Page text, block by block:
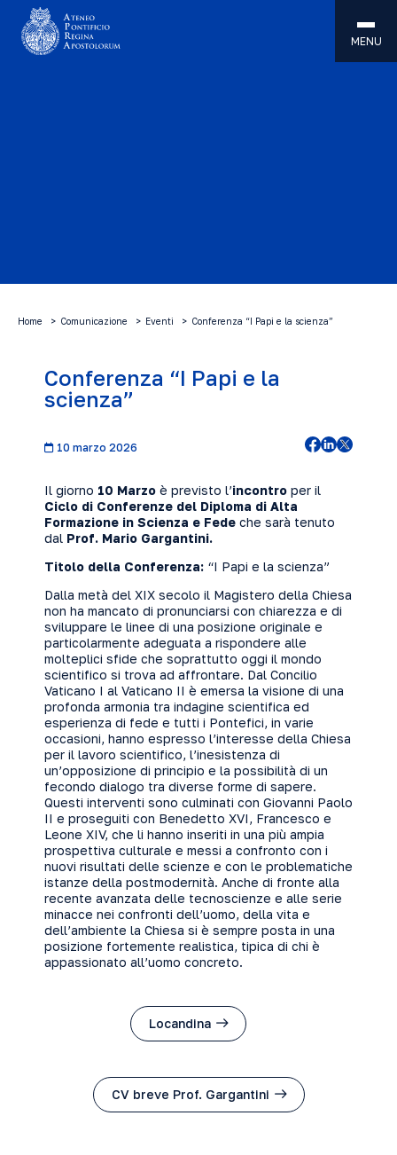
MENU
Home Comunicazione Eventi Conferenza “I Papi e la scienza”
Conferenza “I Papi e la
scienza”
10 marzo 2026
Il giorno 10 Marzo è previsto l’incontro per il
Ciclo di Conferenze del Diploma di Alta
Formazione in Scienza e Fede che sarà tenuto
dal Prof. Mario Gargantini.
Titolo della Conferenza: “I Papi e la scienza”
Dalla metà del XIX secolo il Magistero della Chiesa
non ha mancato di pronunciarsi con chiarezza e di
sviluppare le linee di una posizione originale e
particolarmente adeguata a rispondere alle
molteplici sfide che soprattutto oggi il mondo
scientifico si trova ad affrontare. Dal Concilio
Vaticano I al Vaticano II è emersa la visione di una
profonda armonia tra indagine scientifica ed
esperienza di fede e tutti i Pontefici, in varie
occasioni, hanno espresso l’interesse della Chiesa
per il lavoro scientifico, l’inesistenza di
un’opposizione di principio e la possibilità di un
fecondo dialogo tra diverse forme di sapere.
Questi interventi sono culminati con Giovanni Paolo
II e proseguiti con Benedetto XVI, Francesco e
Leone XIV, che li hanno inseriti in una più ampia
prospettiva culturale e messi a confronto con i
nuovi risultati delle scienze e con le problematiche
istanze della postmodernità. Anche di fronte alla
recente avanzata delle tecnoscienze e alle serie
minacce nei confronti dell’uomo, della vita e
dell’ambiente la Chiesa si è sempre posta in una
posizione fortemente realistica, tipica di chi è
appassionato all’uomo concreto.
Locandina
CV breve Prof. Gargantini